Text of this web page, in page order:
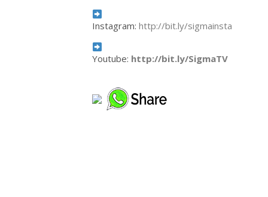
Instagram: http://bit.ly/sigmainsta
Youtube: http://bit.ly/SigmaTV